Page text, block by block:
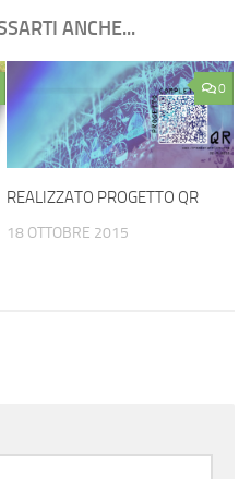
ANCHE...
0
REALIZZATO PROGETTO QR
18 OTTOBRE 2015